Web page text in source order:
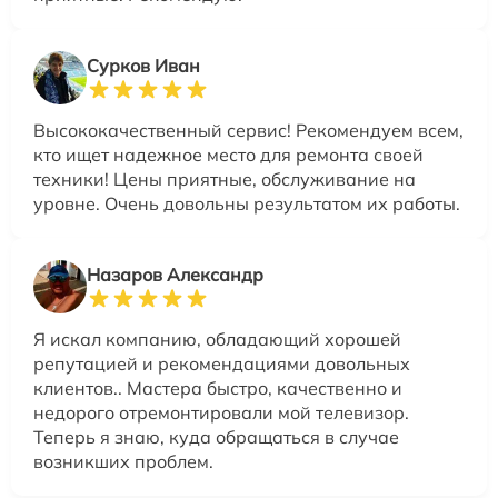
Сурков Иван
Высококачественный сервис! Рекомендуем всем,
кто ищет надежное место для ремонта своей
техники! Цены приятные, обслуживание на
уровне. Очень довольны результатом их работы.
Назаров Александр
Я искал компанию, обладающий хорошей
репутацией и рекомендациями довольных
клиентов.. Мастера быстро, качественно и
недорого отремонтировали мой телевизор.
Теперь я знаю, куда обращаться в случае
возникших проблем.